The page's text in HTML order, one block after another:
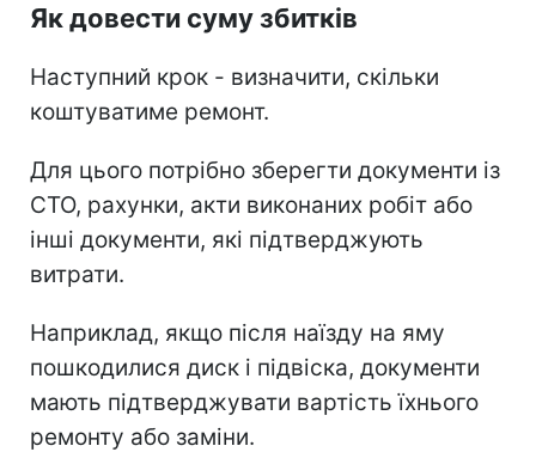
Як довести суму збитків
Наступний крок - визначити, скільки
коштуватиме ремонт.
Для цього потрібно зберегти документи із
СТО, рахунки, акти виконаних робіт або
інші документи, які підтверджують
витрати.
Наприклад, якщо після наїзду на яму
пошкодилися диск і підвіска, документи
мають підтверджувати вартість їхнього
ремонту або заміни.